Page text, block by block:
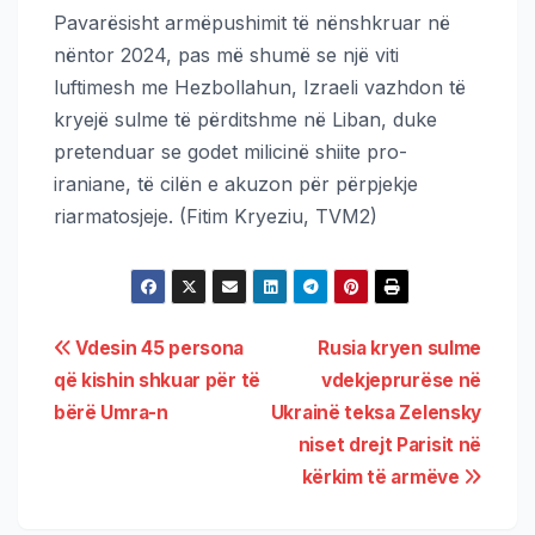
Pavarësisht armëpushimit të nënshkruar në
nëntor 2024, pas më shumë se një viti
luftimesh me Hezbollahun, Izraeli vazhdon të
kryejë sulme të përditshme në Liban, duke
pretenduar se godet milicinë shiite pro-
iraniane, të cilën e akuzon për përpjekje
riarmatosjeje. (Fitim Kryeziu, TVM2)
Rusia kryen sulme
vdekjeprurëse në
Ukrainë teksa Zelensky
niset drejt Parisit në
kërkim të armëve
Vdesin 45 persona
që kishin shkuar për të
bërë Umra-n